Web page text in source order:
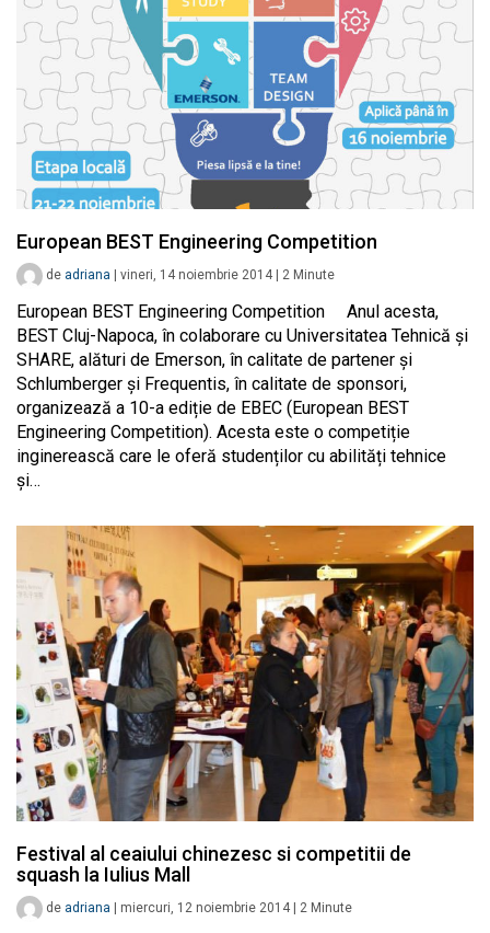
European BEST Engineering Competition
de adriana vineri, 14 noiembrie 2014 2 Minute
European BEST Engineering Competition Anul acesta,
BEST Cluj-Napoca, în colaborare cu Universitatea Tehnică și
SHARE, alături de Emerson, în calitate de partener și
Schlumberger și Frequentis, în calitate de sponsori,
organizează a 10-a ediție de EBEC (European BEST
Engineering Competition). Acesta este o competiție
inginerească care le oferă studenților cu abilități tehnice
și…
Festival al ceaiului chinezesc si competitii de
squash la Iulius Mall
de adriana miercuri, 12 noiembrie 2014 2 Minute